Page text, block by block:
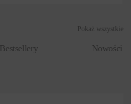
Bestsellery Nowości
Pokaż wszystkie